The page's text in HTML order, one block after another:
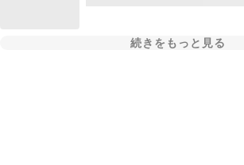
続きをもっと見る